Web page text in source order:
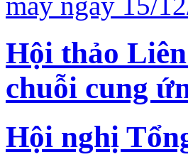
Hội thảo
chuỗi cung
Hội nghị